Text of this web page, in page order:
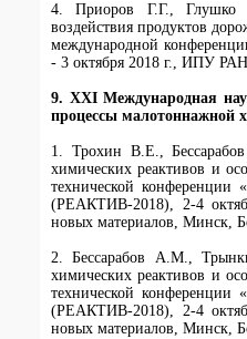
4. Приоров Г.Г., Глушко
воздействия продуктов
международной
- 3 октября 2018 г., ИПУ
9. XXI Международная
процессы малотоннажной
1. Трохин В.Е.,
химических реактивов и
технической конференции
(РЕАКТИВ-2018), 2-4
новых материалов, Минск,
2. Бессарабов А.М.,
химических реактивов и
технической конференции
(РЕАКТИВ-2018), 2-4
новых материалов, Минск,